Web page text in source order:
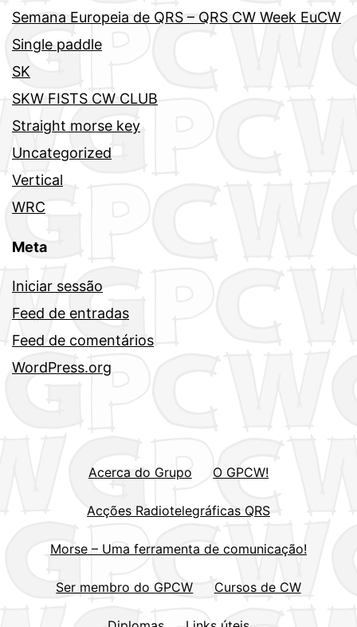
Semana Europeia de QRS – QRS CW Week EuCW
Single paddle
SK
SKW FISTS CW CLUB
Straight morse key
Uncategorized
Vertical
WRC
Meta
Iniciar sessão
Feed de entradas
Feed de comentários
WordPress.org
Acerca do Grupo O GPCW!
Acções Radiotelegráficas QRS
Morse – Uma ferramenta de comunicação!
Ser membro do GPCW Cursos de CW